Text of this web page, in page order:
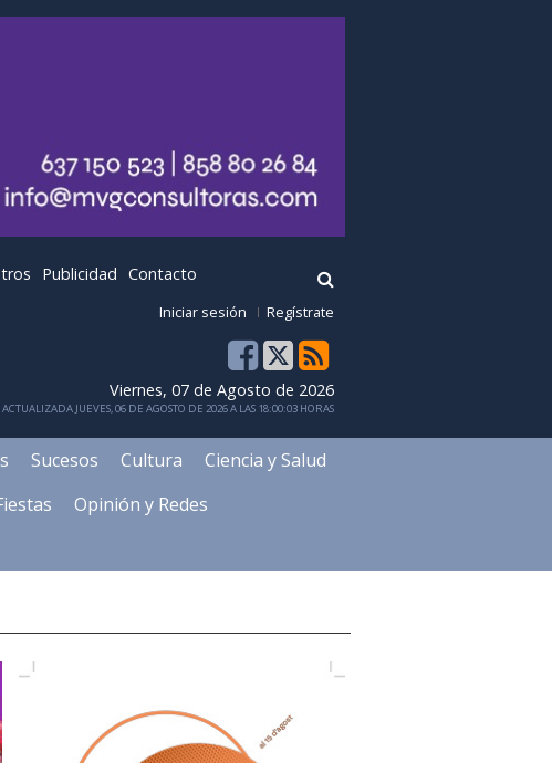
Publicidad Contacto
Iniciar sesión Regístrate
Viernes, 07 de Agosto de 2026
ACTUALIZADA JUEVES, 06 DE AGOSTO DE 2026 A LAS 18:00:03 HORAS
Sucesos Cultura
Ciencia y Salud
Opinión y Redes